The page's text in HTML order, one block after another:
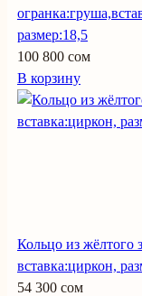
размер:18,5
100 800 сом
В корзину
Кольцо из жёлтого
вставка:циркон,
54 300 сом